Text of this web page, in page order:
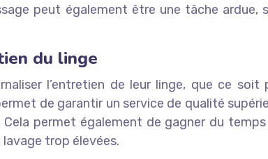
peut également être une tâche ardue,
du linge
l’entretien de leur linge, que ce
de garantir un service de qualité
permet également de gagner du
trop élevées.